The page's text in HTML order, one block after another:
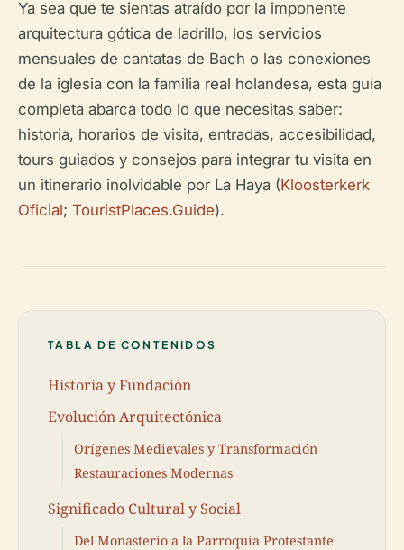
Ya sea que te sientas atraído por la imponente
arquitectura gótica de ladrillo, los servicios
mensuales de cantatas de Bach o las conexiones
de la iglesia con la familia real holandesa, esta guía
completa abarca todo lo que necesitas saber:
historia, horarios de visita, entradas, accesibilidad,
tours guiados y consejos para integrar tu visita en
un itinerario inolvidable por La Haya (Kloosterkerk
Oficial; TouristPlaces.Guide).
TABLA DE CONTENIDOS
Historia y Fundación
Evolución Arquitectónica
Orígenes Medievales y Transformación
Restauraciones Modernas
Significado Cultural y Social
Del Monasterio a la Parroquia Protestante